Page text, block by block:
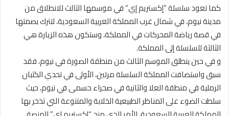
كما تعود سلسلة “إكستريم إي” في موسمها الثالث للانطلاق من
مدينة نيوم، في شمال غرب المملكة العربية السعودية، لتترك بصمتها
في قصة رياضة المحركات في المملكة، وستكون هذه الزيارة هي
الثالثة للسلسلة إلى المملكة.
و في حين ينطلق الموسم الثالث من منطقة الصورة في نيوم، فقد
سبق واستضافت المملكة السلسلة مرتين، الأولى في تحدي الكثبان
الرملية في منطقة العلا والثانية في صحراء حسمى في نيوم، حيث
سلطت الضوء على المناظر الطبيعية الخلابة والمتنوعة التي تذخر بها